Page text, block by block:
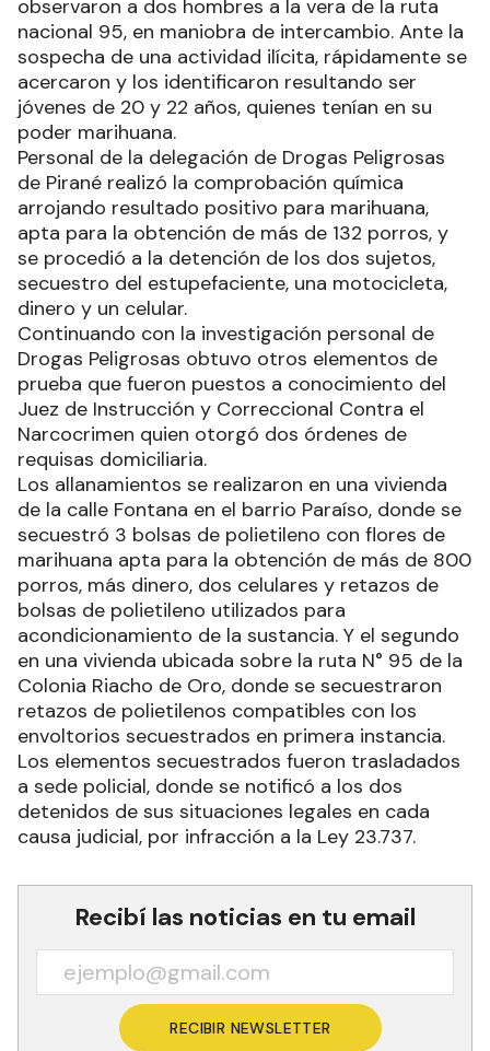
observaron a dos hombres a la vera de la ruta
nacional 95, en maniobra de intercambio. Ante la
sospecha de una actividad ilícita, rápidamente se
acercaron y los identificaron resultando ser
jóvenes de 20 y 22 años, quienes tenían en su
poder marihuana.
Personal de la delegación de Drogas Peligrosas
de Pirané realizó la comprobación química
arrojando resultado positivo para marihuana,
apta para la obtención de más de 132 porros, y
se procedió a la detención de los dos sujetos,
secuestro del estupefaciente, una motocicleta,
dinero y un celular.
Continuando con la investigación personal de
Drogas Peligrosas obtuvo otros elementos de
prueba que fueron puestos a conocimiento del
Juez de Instrucción y Correccional Contra el
Narcocrimen quien otorgó dos órdenes de
requisas domiciliaria.
Los allanamientos se realizaron en una vivienda
de la calle Fontana en el barrio Paraíso, donde se
secuestró 3 bolsas de polietileno con flores de
marihuana apta para la obtención de más de 800
porros, más dinero, dos celulares y retazos de
bolsas de polietileno utilizados para
acondicionamiento de la sustancia. Y el segundo
en una vivienda ubicada sobre la ruta N° 95 de la
Colonia Riacho de Oro, donde se secuestraron
retazos de polietilenos compatibles con los
envoltorios secuestrados en primera instancia.
Los elementos secuestrados fueron trasladados
a sede policial, donde se notificó a los dos
detenidos de sus situaciones legales en cada
causa judicial, por infracción a la Ley 23.737.
Recibí las noticias en tu email
RECIBIR NEWSLETTER